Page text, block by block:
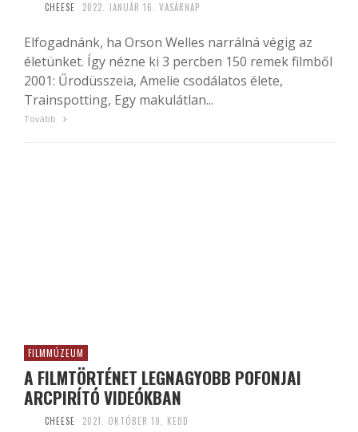
CHEESE 2022. JANUÁR 16. VASÁRNAP
Elfogadnánk, ha Orson Welles narrálná végig az
életünket. Így nézne ki 3 percben 150 remek filmből
2001: Űrodüsszeia, Amelie csodálatos élete,
Trainspotting, Egy makulátlan...
Tovább
FILMMÚZEUM
A FILMTÖRTÉNET LEGNAGYOBB POFONJAI
ARCPIRÍTÓ VIDEÓKBAN
CHEESE 2021. OKTÓBER 19. KEDD